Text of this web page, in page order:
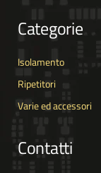
Categorie
Isolamento
Ripetitori
Varie ed accessori
Contatti